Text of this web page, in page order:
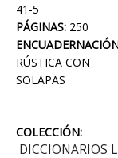
41-5
PÁGINAS: 250
RÚSTICA CON
SOLAPAS
COLECCIÓN:
DICCIONARIOS